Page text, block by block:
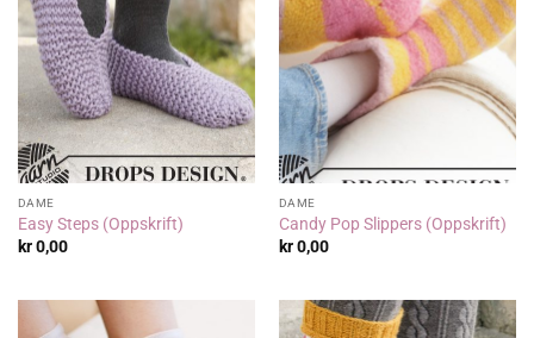
DAME
Easy Steps (Oppskrift)
kr0,00
DAME
Candy Pop Slippers (Oppskrift)
kr0,00